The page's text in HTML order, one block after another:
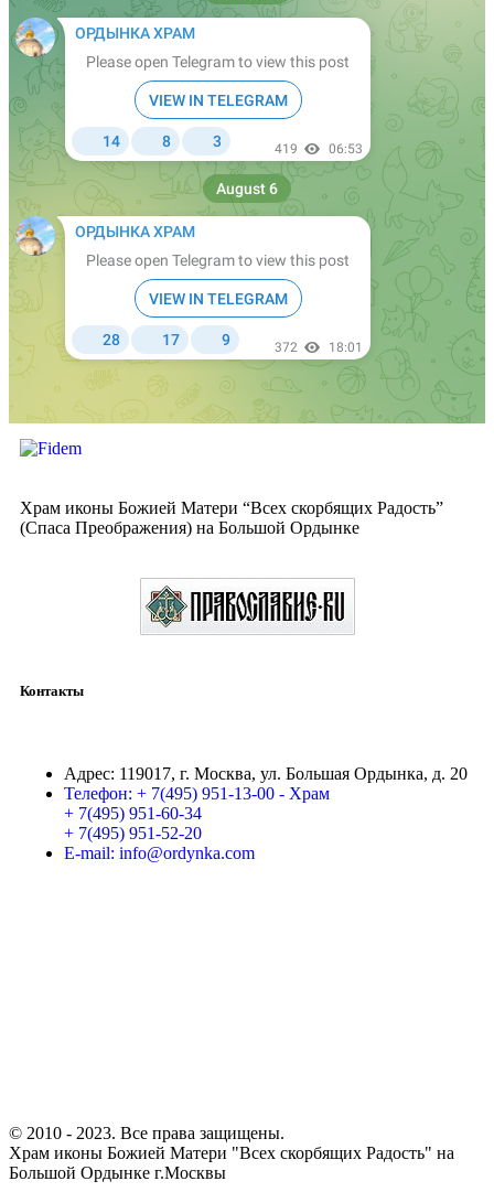
Храм иконы Божией Матери “Всех скорбящих Радость”
(Спаса Преображения) на Большой Ордынке
Контакты
Адрес: 119017, г. Москва, ул. Большая Ордынка, д. 20
Телефон: + 7(495) 951-13-00 - Храм
+ 7(495) 951-60-34
+ 7(495) 951-52-20
E-mail: info@ordynka.com
© 2010 - 2023. Все права защищены.
Храм иконы Божией Матери "Всех скорбящих Радость" на
Большой Ордынке г.Москвы